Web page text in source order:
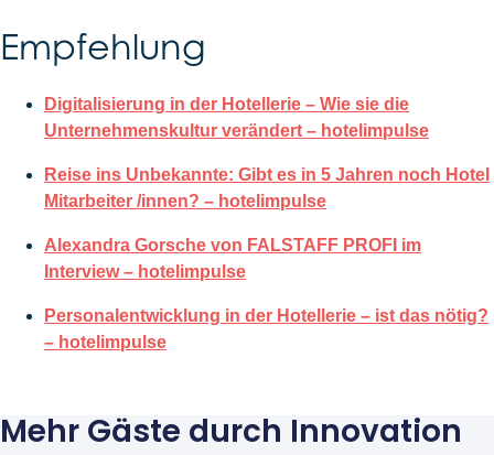
Empfehlung
Digitalisierung in der Hotellerie – Wie sie die
Unternehmenskultur verändert – hotelimpulse
Reise ins Unbekannte: Gibt es in 5 Jahren noch Hotel
Mitarbeiter /innen? – hotelimpulse
Alexandra Gorsche von FALSTAFF PROFI im
Interview – hotelimpulse
Personalentwicklung in der Hotellerie – ist das nötig?
– hotelimpulse
Mehr Gäste durch Innovation